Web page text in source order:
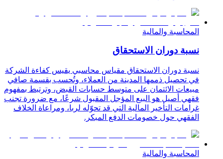
المحاسبة والمالية
نسبة دوران الاستحقاق
نسبة دوران الاستحقاق مقياس محاسبي يقيس كفاءة الشركة
في تحصيل ذممها المدينة من العملاء، وتُحسب بقسمة صافي
مبيعات الائتمان على متوسط حسابات القبض، وترتبط بمفهوم
فقهي أصيل هو البيع المؤجل المقبول شرعًا، مع ضرورة تجنب
غرامات التأخير المالية التي قد تحوّله لربا، ومراعاة الخلاف
الفقهي حول خصومات الدفع المبكر.
المحاسبة والمالية